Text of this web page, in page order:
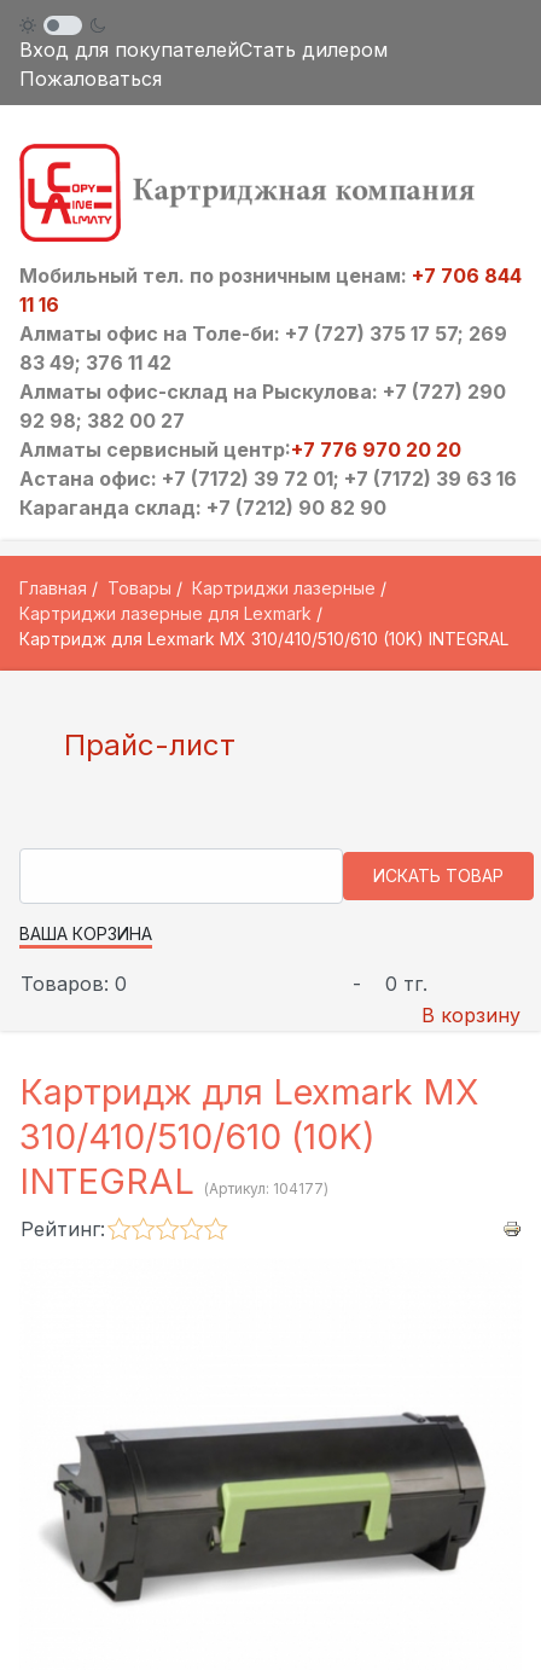
Вход для покупателейСтать дилером
Пожаловаться
Мобильный тел. по розничным ценам: +7 706 844
11 16
Алматы офис на Толе-би: +7 (727) 375 17 57; 269
83 49; 376 11 42
Алматы офис-склад на Рыскулова: +7 (727) 290
92 98; 382 00 27
Алматы сервисный центр:+7 776 970 20 20
Астана офис: +7 (7172) 39 72 01; +7 (7172) 39 63 16
Караганда склад: +7 (7212) 90 82 90
Главная Товары
Картриджи лазерные
Картриджи лазерные для Lexmark
Картридж для Lexmark MX 310/410/510/610 (10K) INTEGRAL
Прайс-лист
ВАША КОРЗИНА
Товаров: 0 -
0 тг.
В корзину
Картридж для Lexmark MX
310/410/510/610 (10K)
INTEGRAL
(Артикул: 104177)
Рейтинг: